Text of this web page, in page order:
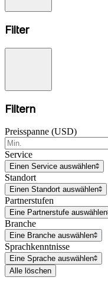
Filter
Filtern
Preisspanne (USD)
Service
Einen Service auswählen
Standort
Einen Standort auswählen
Partnerstufen
Eine Partnerstufe auswählen
Branche
Eine Branche auswählen
Sprachkenntnisse
Eine Sprache auswählen
Alle löschen